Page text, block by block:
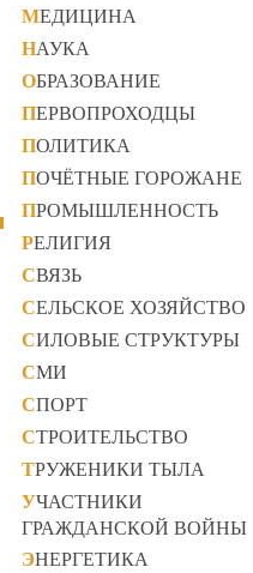
МЕДИЦИНА
НАУКА
ОБРАЗОВАНИЕ
ПЕРВОПРОХОДЦЫ
ПОЛИТИКА
ПОЧЁТНЫЕ ГОРОЖАНЕ
ПРОМЫШЛЕННОСТЬ
РЕЛИГИЯ
СВЯЗЬ
СЕЛЬСКОЕ ХОЗЯЙСТВО
СИЛОВЫЕ СТРУКТУРЫ
СМИ
СПОРТ
СТРОИТЕЛЬСТВО
ТРУЖЕНИКИ ТЫЛА
УЧАСТНИКИ
ГРАЖДАНСКОЙ ВОЙНЫ
ЭНЕРГЕТИКА